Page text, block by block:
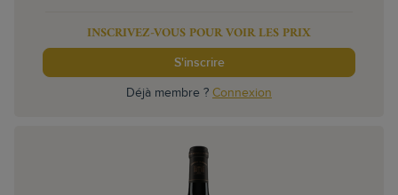
INSCRIVEZ-VOUS POUR VOIR LES PRIX
S'inscrire
Déjà membre ? Connexion